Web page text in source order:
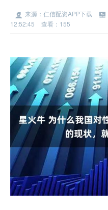
来源：仁信配资APP下载
12:52:45
查看：155